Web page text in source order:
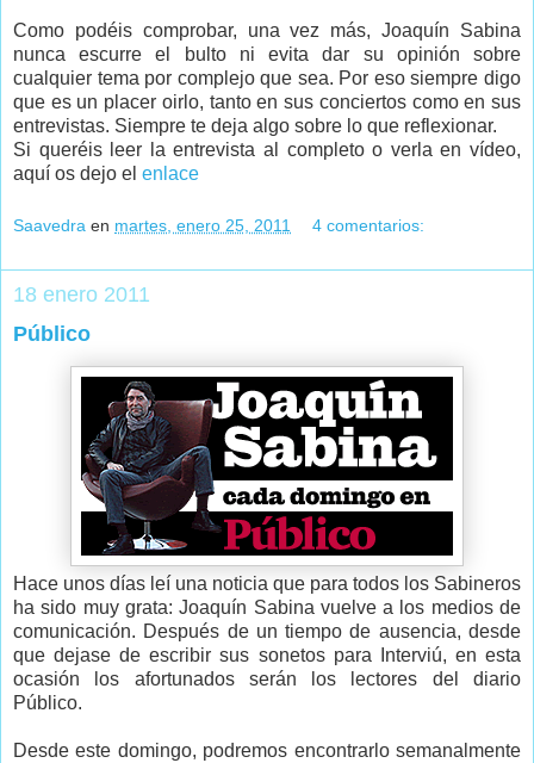
Como podéis comprobar, una vez más, Joaquín Sabina
nunca escurre el bulto ni evita dar su opinión sobre
cualquier tema por complejo que sea. Por eso siempre digo
que es un placer oirlo, tanto en sus conciertos como en sus
entrevistas. Siempre te deja algo sobre lo que reflexionar.
Si queréis leer la entrevista al completo o verla en vídeo,
aquí os dejo el enlace
Saavedra en martes, enero 25, 2011 4 comentarios:
18 enero 2011
Público
Hace unos días leí una noticia que para todos los Sabineros
ha sido muy grata: Joaquín Sabina vuelve a los medios de
comunicación. Después de un tiempo de ausencia, desde
que dejase de escribir sus sonetos para Interviú, en esta
ocasión los afortunados serán los lectores del diario
Público.
Desde este domingo, podremos encontrarlo semanalmente